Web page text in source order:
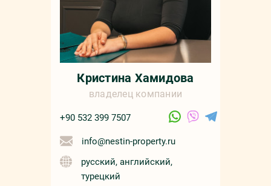
Кристина Хамидова
владелец компании
+90 532 399 7507
info@nestin-property.ru
русский, английский,
турецкий